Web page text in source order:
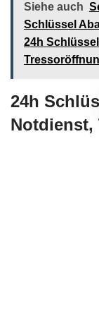
Siehe auch
Schlüssel
24h
24h